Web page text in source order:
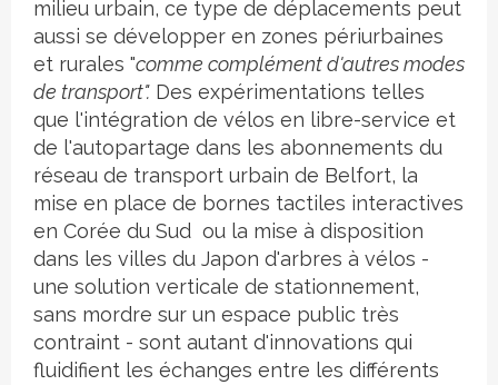
milieu urbain, ce type de déplacements peut
aussi se développer en zones périurbaines
et rurales "comme complément d'autres modes
de transport". Des expérimentations telles
que l'intégration de vélos en libre-service et
de l'autopartage dans les abonnements du
réseau de transport urbain de Belfort, la
mise en place de bornes tactiles interactives
en Corée du Sud ou la mise à disposition
dans les villes du Japon d'arbres à vélos -
une solution verticale de stationnement,
sans mordre sur un espace public très
contraint - sont autant d'innovations qui
fluidifient les échanges entre les différents